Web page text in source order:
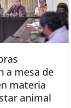
a mesa de
materia
animal